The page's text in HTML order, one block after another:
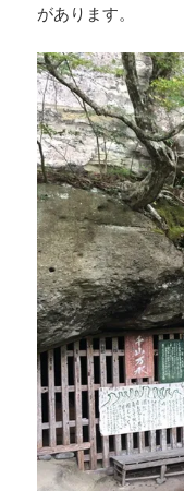
があります。